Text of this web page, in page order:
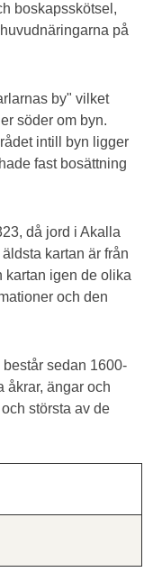
boskapsskötsel,
på
by" vilket
söder om byn.
intill byn ligger
fast bosättning
då jord i Akalla
kartan är från
kartan igen de olika
och den
sedan 1600-
åkrar, ängar och
största av de